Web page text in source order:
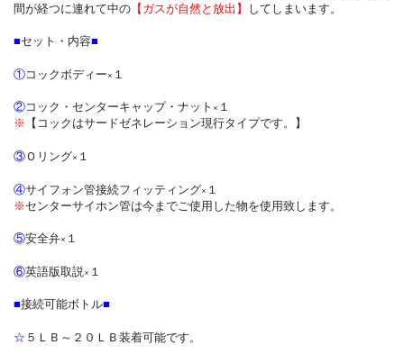
間が経つに連れて中の 【ガスが自然と放出】 してしまいます。
■セット・内容■
①コックボディー×１
②コック・センターキャップ・ナット×１
※
【コックはサードゼネレーション現行タイプです。】
③Ｏリング×１
④サイフォン管接続フィッティング×１
※ センターサイホン管は今までご使用した物を使用致します。
⑤安全弁×１
⑥英語版取説×１
■接続可能ボトル■
☆ ５ＬＢ～２０ＬＢ装着可能です。